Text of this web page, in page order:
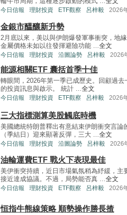
今日信報 理財投資 ETF觀察 呂梓毅 2026
金銀市醞釀新升勢
2月底以來，美以與伊朗爆發軍事衝突，地
金屬價格未如以往發揮避險功能 ...全文
今日信報 理財投資 沿圖論勢 呂梓毅 2026
能源相關ETF 囊括首季十佳
轉眼間，2026年第一季已成歷史。回顧過
的投資訊息與啟示。 統計 ...全文
今日信報 理財投資 ETF觀察 呂梓毅 2026
三大指標測算美股觸底時機
美國總統特朗普釋出有意結束伊朗衝突言
（季結日）迎來顯著反彈，三大 ... 全文
今日信報 理財投資 沿圖論勢 呂梓毅 2026
油輪運費ETF 戰火下表現最佳
美伊衝突持續，近日市場氣氛稍為紓緩，
接近達成協議。不過，局勢能否真 ...全文
今日信報 理財投資 ETF觀察 呂梓毅 2026
恒指牛熊線策略 順勢操作勝長揸